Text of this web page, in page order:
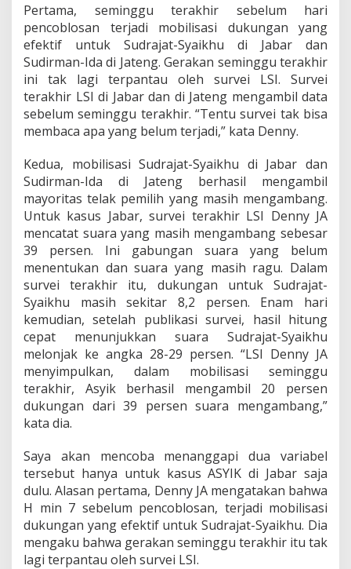
Pertama, seminggu terakhir sebelum hari
pencoblosan terjadi mobilisasi dukungan yang
efektif untuk Sudrajat-Syaikhu di Jabar dan
Sudirman-Ida di Jateng. Gerakan seminggu terakhir
ini tak lagi terpantau oleh survei LSI. Survei
terakhir LSI di Jabar dan di Jateng mengambil data
sebelum seminggu terakhir. “Tentu survei tak bisa
membaca apa yang belum terjadi,” kata Denny.
Kedua, mobilisasi Sudrajat-Syaikhu di Jabar dan
Sudirman-Ida di Jateng berhasil mengambil
mayoritas telak pemilih yang masih mengambang.
Untuk kasus Jabar, survei terakhir LSI Denny JA
mencatat suara yang masih mengambang sebesar
39 persen. Ini gabungan suara yang belum
menentukan dan suara yang masih ragu. Dalam
survei terakhir itu, dukungan untuk Sudrajat-
Syaikhu masih sekitar 8,2 persen. Enam hari
kemudian, setelah publikasi survei, hasil hitung
cepat menunjukkan suara Sudrajat-Syaikhu
melonjak ke angka 28-29 persen. “LSI Denny JA
menyimpulkan, dalam mobilisasi seminggu
terakhir, Asyik berhasil mengambil 20 persen
dukungan dari 39 persen suara mengambang,”
kata dia.
Saya akan mencoba menanggapi dua variabel
tersebut hanya untuk kasus ASYIK di Jabar saja
dulu. Alasan pertama, Denny JA mengatakan bahwa
H min 7 sebelum pencoblosan, terjadi mobilisasi
dukungan yang efektif untuk Sudrajat-Syaikhu. Dia
mengaku bahwa gerakan seminggu terakhir itu tak
lagi terpantau oleh survei LSI.